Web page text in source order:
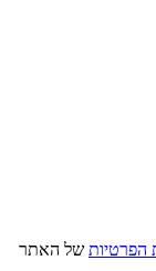
הפרטיות של האתר